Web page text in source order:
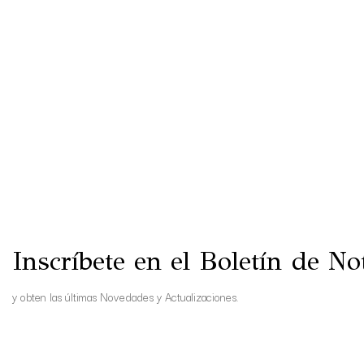
Inscríbete en el Boletín de
y obten las últimas Novedades y Actualizaciones.